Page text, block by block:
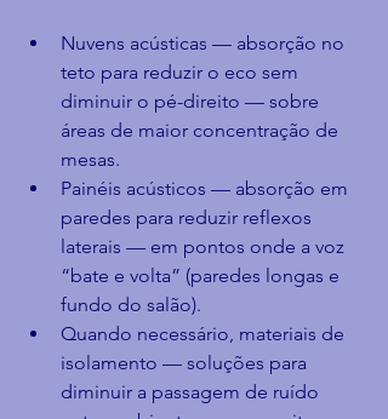
Nuvens acústicas — absorção no
teto para reduzir o eco sem
diminuir o pé-direito — sobre
áreas de maior concentração de
mesas.
Painéis acústicos — absorção em
paredes para reduzir reflexos
laterais — em pontos onde a voz
“bate e volta” (paredes longas e
fundo do salão).
Quando necessário, materiais de
isolamento — soluções para
diminuir a passagem de ruído